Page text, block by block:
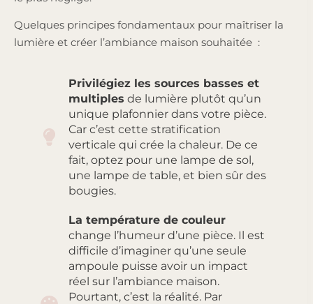
Quelques principes fondamentaux pour maîtriser la
lumière et créer l’ambiance maison souhaitée :
Privilégiez les sources basses et
multiples de lumière plutôt qu’un
unique plafonnier dans votre pièce.
Car c’est cette stratification
verticale qui crée la chaleur. De ce
fait, optez pour une lampe de sol,
une lampe de table, et bien sûr des
bougies.
La température de couleur
change l’humeur d’une pièce. Il est
difficile d’imaginer qu’une seule
ampoule puisse avoir un impact
réel sur l’ambiance maison.
Pourtant, c’est la réalité. Par